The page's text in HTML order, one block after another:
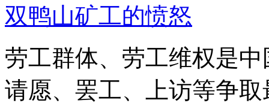
双鸭山矿工的愤怒
劳工群体、劳工维权是
请愿、罢工、上访等争